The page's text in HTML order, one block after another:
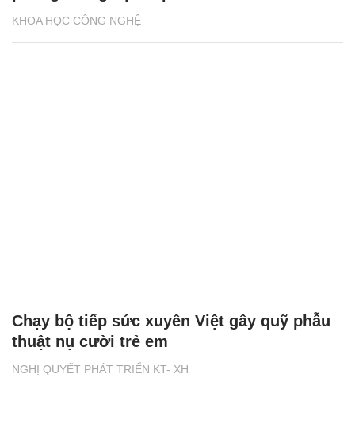
KHOA HỌC CÔNG NGHỆ
NGHỊ QUYẾT PHÁT TRIỂN KT- XH
Chạy bộ tiếp sức xuyên Việt gây quỹ phẫu
thuật nụ cười trẻ em